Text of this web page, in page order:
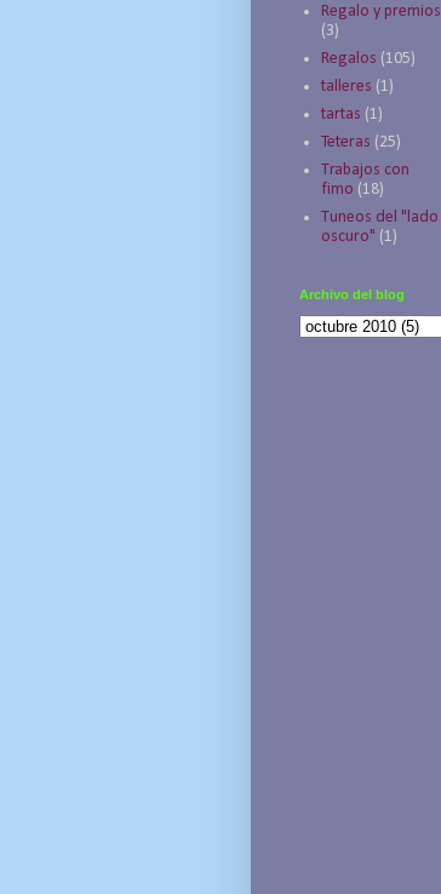
Regalo y premios
(3)
Regalos (105)
talleres (1)
tartas (1)
Teteras (25)
Trabajos con
fimo (18)
Tuneos del "lado
oscuro" (1)
Archivo del blog